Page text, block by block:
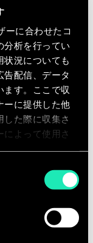
ーに合わせたコ
分析を行ってい
状況についても
告配信、データ
ます。ここで収
ーに提供した他
た際に収集さ
よって使用さ
activités
&
et de
en
des
activement